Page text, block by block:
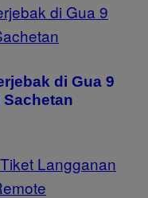
di Gua 9
Sachetan